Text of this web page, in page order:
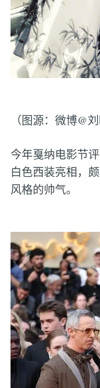
（图源：微博@刘
今年戛纳电影节
白色西装亮相，
风格的帅气。